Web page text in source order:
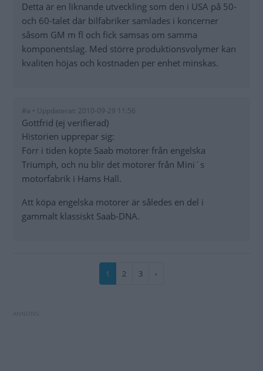
Detta är en liknande utveckling som den i USA på 50-
och 60-talet där bilfabriker samlades i koncerner
såsom GM m fl och fick samsas om samma
komponentslag. Med större produktionsvolymer kan
kvaliten höjas och kostnaden per enhet minskas.
#a • Uppdaterat: 2010-09-29 11:56
Gottfrid (ej verifierad)
Historien upprepar sig:
Förr i tiden köpte Saab motorer från engelska
Triumph, och nu blir det motorer från Mini´s
motorfabrik i Hams Hall.
Att köpa engelska motorer är således en del i
gammalt klassiskt Saab-DNA.
Nuvarande
1 Sida
2 Sida
3
Nästa
›